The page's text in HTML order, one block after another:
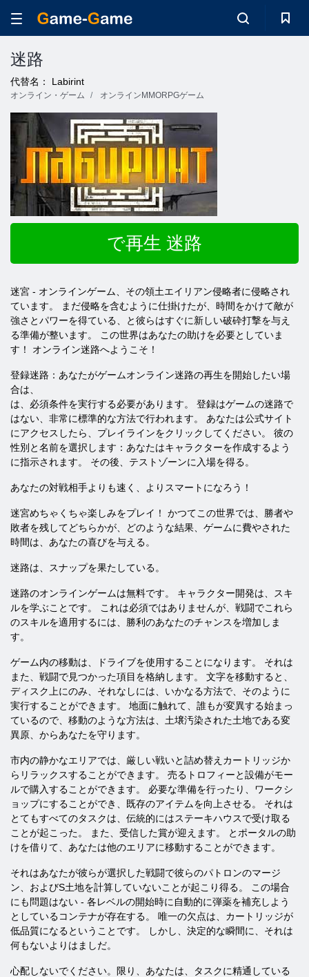
迷路
代替名： Labirint
オンライン・ゲーム オンラインMMORPGゲーム
で再生 迷路
迷宮 - オンラインゲーム、その領土エイリアン侵略者に侵略され
ています。 まだ侵略を含むように仕掛けたが、時間をかけて敵が
強さとパワーを得ている、と彼らはすぐに新しい破砕打撃を与え
る準備が整います。 この世界はあなたの助けを必要としていま
す！ オンライン迷路へようこそ！
登録迷路：あなたがゲームオンライン迷路の再​​生を開始したい場
合は、
は、必須条件を実行する必要があります。 登録はゲームの迷路で
はない、非常に標準的な方法で行われます。 あなたは公式サイト
にアクセスしたら、プレイラインをクリックしてください。 彼の
性別と名前を選択します：あなたはキャラクターを作成するよう
に指示されます。 その後、テストゾーンに入場を得る。
あなたの対戦相手よりも速く、よりスマートになろう！
迷宮めちゃくちゃ楽しみをプレイ！ かつてこの世界では、勝者や
敗者を残してどちらかが、どのような結果、ゲームに費やされた
時間は、あなたの喜びを与える。
迷路は、スナップを果たしている。
迷路のオンラインゲームは無料です。 キャラクター開発は、スキ
ルを学ぶことです。 これは必須ではありませんが、戦闘でこれら
のスキルを適用するには、勝利のあなたのチャンスを増加しま
す。
ゲーム内の移動は、ドライブを使用することになります。 それは
また、戦闘で見つかった項目を格納します。 文字を移動すると、
ディスク上にのみ、それなしには、いかなる方法で、そのように
実行することができます。 地面に触れて、誰もが変異する始まっ
ているので、移動のような方法は、土壌汚染された土地である変
異原、からあなたを守ります。
市内の静かなエリアでは、厳しい戦いと詰め替えカートリッジか
らリラックスすることができます。 売るトロフィーと設備がモー
ルで購入することができます。 必要な準備を行ったり、ワークシ
ョップにすることができ、既存のアイテムを向上させる。 それは
とてもすべてのタスクは、伝統的にはステーキハウスで受け取る
ことが起こった。 また、受信した賞が迎えます。 とポータルの助
けを借りて、あなたは他のエリアに移動することができます。
それはあなたが彼らが選択した戦闘で彼らのパトロンのマージ
ン、およびS土地を計算していないことが起こり得る。 この場合
にも問題はない - 各レベルの開始時に自動的に弾薬を補充しよう
としているコンテナが存在する。 唯一の欠点は、カートリッジが
低品質になるということです。 しかし、決定的な瞬間に、それは
何もないよりはましだ。
心配しないでください。限り、あなたは、タスクに精通している